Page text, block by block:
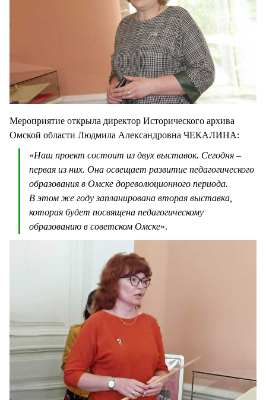
Мероприятие открыла директор Исторического архива
Омской области Людмила Александровна ЧЕКАЛИНА:
«Наш проект состоит из двух выставок. Сегодня –
первая из них. Она освещает развитие педагогического
образования в Омске дореволюционного периода.
В этом же году запланирована вторая выставка,
которая будет посвящена педагогическому
образованию в советском Омске».